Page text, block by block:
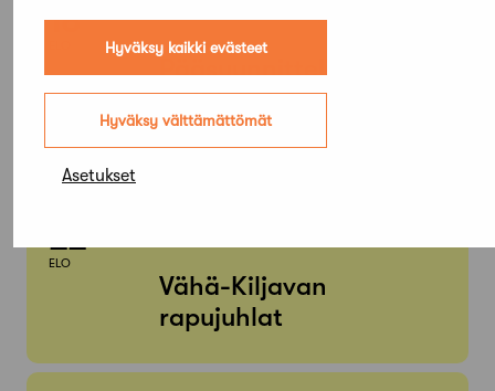
Hyväksy kaikki evästeet
Hyväksy välttämättömät
Asetukset
18
Pääsuunnittelijakoulut
us 29: 4. jakso
(täynnä)
22
ELO
Vähä-Kiljavan
rapujuhlat